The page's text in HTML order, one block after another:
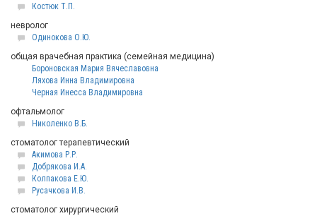
Костюк Т.П.
невролог
Одинокова О.Ю.
общая врачебная практика (семейная медицина)
Бороновская Мария Вячеславовна
Ляхова Инна Владимировна
Черная Инесса Владимировна
офтальмолог
Николенко В.Б.
стоматолог терапевтический
Акимова Р.Р.
Добрякова И.А.
Колпакова Е.Ю.
Русачкова И.В.
стоматолог хирургический